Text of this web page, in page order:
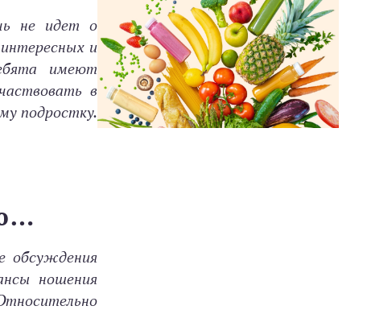
не идет о
и
имеют
в
подростку.
обсуждения
ношения